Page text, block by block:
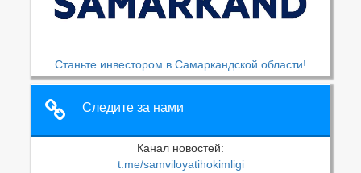
Станьте инвестором в Самаркандской области!
Следите за нами
Канал новостей:
t.me/samviloyatihokimligi